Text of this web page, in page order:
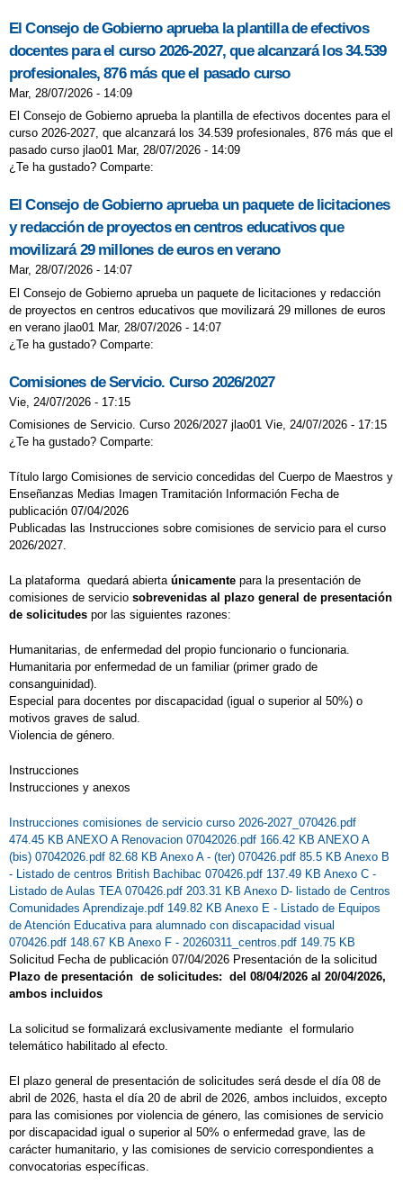
El Consejo de Gobierno aprueba la plantilla de efectivos
docentes para el curso 2026-2027, que alcanzará los 34.539
profesionales, 876 más que el pasado curso
Mar, 28/07/2026 - 14:09
El Consejo de Gobierno aprueba la plantilla de efectivos docentes para el
curso 2026-2027, que alcanzará los 34.539 profesionales, 876 más que el
pasado curso jlao01 Mar, 28/07/2026 - 14:09
¿Te ha gustado? Comparte:
El Consejo de Gobierno aprueba un paquete de licitaciones
y redacción de proyectos en centros educativos que
movilizará 29 millones de euros en verano
Mar, 28/07/2026 - 14:07
El Consejo de Gobierno aprueba un paquete de licitaciones y redacción
de proyectos en centros educativos que movilizará 29 millones de euros
en verano jlao01 Mar, 28/07/2026 - 14:07
¿Te ha gustado? Comparte:
Comisiones de Servicio. Curso 2026/2027
Vie, 24/07/2026 - 17:15
Comisiones de Servicio. Curso 2026/2027 jlao01 Vie, 24/07/2026 - 17:15
¿Te ha gustado? Comparte:
Título largo Comisiones de servicio concedidas del Cuerpo de Maestros y
Enseñanzas Medias Imagen Tramitación Información Fecha de
publicación 07/04/2026
Publicadas las Instrucciones sobre comisiones de servicio para el curso
2026/2027.
La plataforma quedará abierta únicamente para la presentación de
comisiones de servicio sobrevenidas al plazo general de presentación
de solicitudes por las siguientes razones:
Humanitarias, de enfermedad del propio funcionario o funcionaria.
Humanitaria por enfermedad de un familiar (primer grado de
consanguinidad).
Especial para docentes por discapacidad (igual o superior al 50%) o
motivos graves de salud.
Violencia de género.
Instrucciones
Instrucciones y anexos
Instrucciones comisiones de servicio curso 2026-2027_070426.pdf
474.45 KB ANEXO A Renovacion 07042026.pdf 166.42 KB ANEXO A
(bis) 07042026.pdf 82.68 KB Anexo A - (ter) 070426.pdf 85.5 KB Anexo B
- Listado de centros British Bachibac 070426.pdf 137.49 KB Anexo C -
Listado de Aulas TEA 070426.pdf 203.31 KB Anexo D- listado de Centros
Comunidades Aprendizaje.pdf 149.82 KB Anexo E - Listado de Equipos
de Atención Educativa para alumnado con discapacidad visual
070426.pdf 148.67 KB Anexo F - 20260311_centros.pdf 149.75 KB
Solicitud Fecha de publicación 07/04/2026 Presentación de la solicitud
Plazo de presentación de solicitudes: del 08/04/2026 al 20/04/2026,
ambos incluidos
La solicitud se formalizará exclusivamente mediante el formulario
telemático habilitado al efecto.
El plazo general de presentación de solicitudes será desde el día 08 de
abril de 2026, hasta el día 20 de abril de 2026, ambos incluidos, excepto
para las comisiones por violencia de género, las comisiones de servicio
por discapacidad igual o superior al 50% o enfermedad grave, las de
carácter humanitario, y las comisiones de servicio correspondientes a
convocatorias específicas.